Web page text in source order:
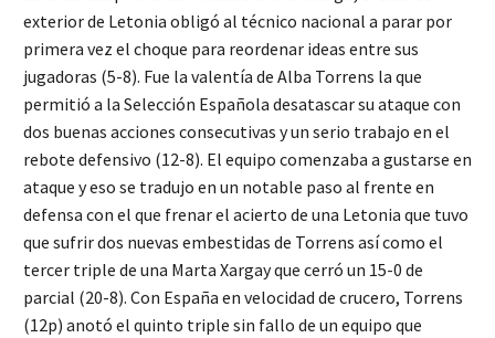
exterior de Letonia obligó al técnico nacional a parar por
primera vez el choque para reordenar ideas entre sus
jugadoras (5-8). Fue la valentía de Alba Torrens la que
permitió a la Selección Española desatascar su ataque con
dos buenas acciones consecutivas y un serio trabajo en el
rebote defensivo (12-8). El equipo comenzaba a gustarse en
ataque y eso se tradujo en un notable paso al frente en
defensa con el que frenar el acierto de una Letonia que tuvo
que sufrir dos nuevas embestidas de Torrens así como el
tercer triple de una Marta Xargay que cerró un 15-0 de
parcial (20-8). Con España en velocidad de crucero, Torrens
(12p) anotó el quinto triple sin fallo de un equipo que